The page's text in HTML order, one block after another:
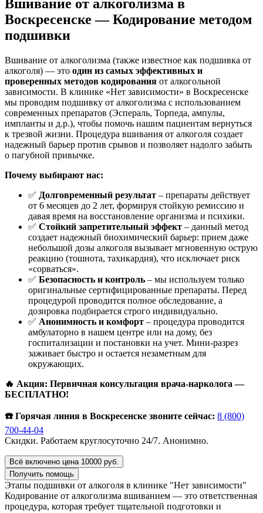
Вшивание от алкоголизма в
Воскресенске — Кодирование методом
подшивки
Вшивание от алкоголизма (также известное как подшивка от
алкоголя) — это один из самых эффективных и
проверенных методов кодирования от алкогольной
зависимости. В клинике «Нет зависимости» в Воскресенске
мы проводим подшивку от алкоголизма с использованием
современных препаратов (Эспераль, Торпеда, ампулы,
импланты и д.р.), чтобы помочь нашим пациентам вернуться
к трезвой жизни. Процедура вшивания от алкоголя создает
надежный барьер против срывов и позволяет надолго забыть
о пагубной привычке.
Почему выбирают нас:
✅ Долговременный результат – препараты действует
от 6 месяцев до 2 лет, формируя стойкую ремиссию и
давая время на восстановление организма и психики.
✅ Стойкий запретительный эффект – данный метод
создает надежный биохимический барьер: прием даже
небольшой дозы алкоголя вызывает мгновенную острую
реакцию (тошнота, тахикардия), что исключает риск
«сорваться».
✅ Безопасность и контроль – мы используем только
оригинальные сертифицированные препараты. Перед
процедурой проводится полное обследование, а
дозировка подбирается строго индивидуально.
✅ Анонимность и комфорт – процедура проводится
амбулаторно в нашем центре или на дому, без
госпитализации и постановки на учет. Мини-разрез
заживает быстро и остается незаметным для
окружающих.
🔥 Акция: Первичная консультация врача-нарколога —
БЕСПЛАТНО!
☎️ Горячая линия в Воскресенске звоните сейчас: 8 (800)
700-44-04
Скидки. Работаем круглосуточно 24/7. Анонимно.
Всё включено цена 10000 руб.
Получить помощь
Этапы подшивки от алкоголя в клинике "Нет зависимости"
Кодирование от алкоголизма вшиванием — это ответственная
процедура, которая требует тщательной подготовки и